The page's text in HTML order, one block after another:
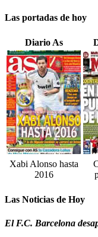
Las portadas de hoy
Diario As
Xabi Alonso hasta
2016
Las Noticias de Hoy
El F.C. Barcelona